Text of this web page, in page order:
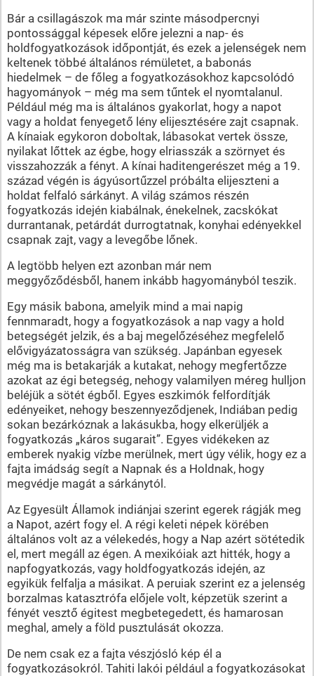
Bár a csillagászok ma már szinte másodpercnyi
pontossággal képesek előre jelezni a nap- és
holdfogyatkozások időpontját, és ezek a jelenségek nem
keltenek többé általános rémületet, a babonás
hiedelmek – de főleg a fogyatkozásokhoz kapcsolódó
hagyományok – még ma sem tűntek el nyomtalanul.
Például még ma is általános gyakorlat, hogy a napot
vagy a holdat fenyegető lény elijesztésére zajt csapnak.
A kínaiak egykoron doboltak, lábasokat vertek össze,
nyilakat lőttek az égbe, hogy elriasszák a szörnyet és
visszahozzák a fényt. A kínai haditengerészet még a 19.
század végén is ágyúsortűzzel próbálta elijeszteni a
holdat felfaló sárkányt. A világ számos részén
fogyatkozás idején kiabálnak, énekelnek, zacskókat
durrantanak, petárdát durrogtatnak, konyhai edényekkel
csapnak zajt, vagy a levegőbe lőnek.
A legtöbb helyen ezt azonban már nem
meggyőződésből, hanem inkább hagyományból teszik.
Egy másik babona, amelyik mind a mai napig
fennmaradt, hogy a fogyatkozások a nap vagy a hold
betegségét jelzik, és a baj megelőzéséhez megfelelő
elővigyázatosságra van szükség. Japánban egyesek
még ma is betakarják a kutakat, nehogy megfertőzze
azokat az égi betegség, nehogy valamilyen méreg hulljon
beléjük a sötét égből. Egyes eszkimók felfordítják
edényeiket, nehogy beszennyeződjenek, Indiában pedig
sokan bezárkóznak a lakásukba, hogy elkerüljék a
fogyatkozás „káros sugarait”. Egyes vidékeken az
emberek nyakig vízbe merülnek, mert úgy vélik, hogy ez a
fajta imádság segít a Napnak és a Holdnak, hogy
megvédje magát a sárkánytól.
Az Egyesült Államok indiánjai szerint egerek rágják meg
a Napot, azért fogy el. A régi keleti népek körében
általános volt az a vélekedés, hogy a Nap azért sötétedik
el, mert megáll az égen. A mexikóiak azt hitték, hogy a
napfogyatkozás, vagy holdfogyatkozás idején, az
egyikük felfalja a másikat. A peruiak szerint ez a jelenség
borzalmas katasztrófa előjele volt, képzetük szerint a
fényét vesztő égitest megbetegedett, és hamarosan
meghal, amely a föld pusztulását okozza.
De nem csak ez a fajta vészjósló kép él a
fogyatkozásokról. Tahiti lakói például a fogyatkozásokat